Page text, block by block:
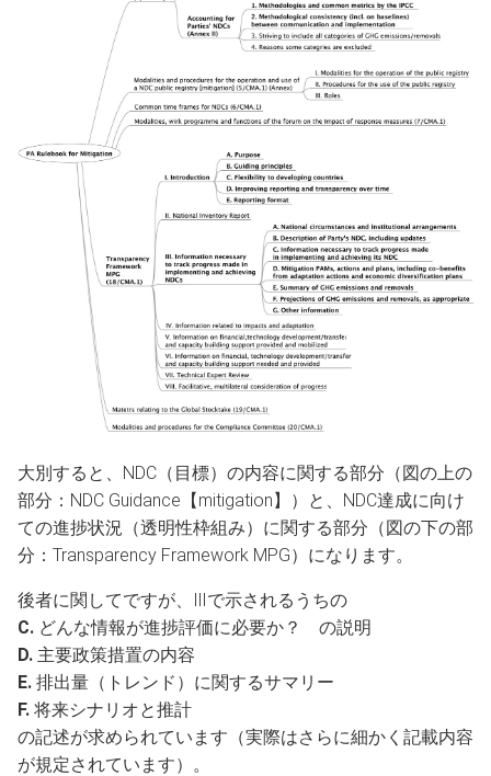
大別すると、NDC（目標）の内容に関する部分（図の上の
部分：NDC Guidance【mitigation】）と、NDC達成に向け
ての進捗状況（透明性枠組み）に関する部分（図の下の部
分：Transparency Framework MPG）になります。
後者に関してですが、Ⅲで示されるうちの
C. どんな情報が進捗評価に必要か？ の説明
D. 主要政策措置の内容
E. 排出量（トレンド）に関するサマリー
F. 将来シナリオと推計
の記述が求められています（実際はさらに細かく記載内容
が規定されています）。